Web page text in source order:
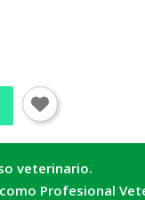
veterinario.
Profesional